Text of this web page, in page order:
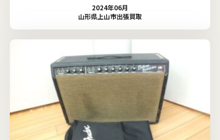
2024年06月
山形県上山市出張買取